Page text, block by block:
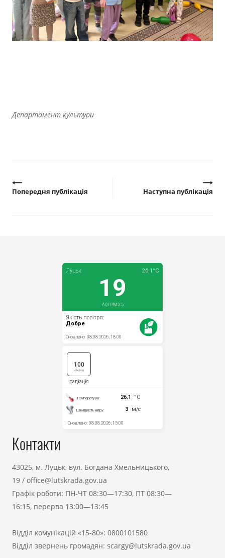
Департамент культури
Попередня публікація Наступна публікація
Контакти
43025, м. Луцьк, вул. Богдана Хмельницького,
19 / office@lutskrada.gov.ua
Графік роботи: ПН-ЧТ 08:30—17:30, ПТ 08:30—
16:15, перерва 13:00—13:45
Відділ комунікацій «15-80»: 0800101580
Відділ звернень громадян: scargy@lutskrada.gov.ua